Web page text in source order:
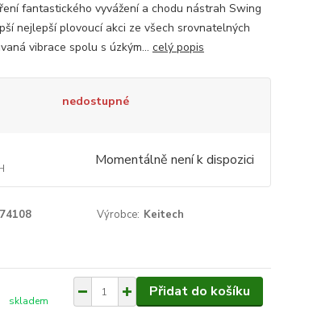
fantastického vyvážení a chodu nástrah Swing
nejlepší plovoucí akci ze všech srovnatelných
vibrace spolu s úzkým... celý popis
nedostupné
Momentálně není k dispozici
Výrobce: Keitech
skladem
Přidat do košíku